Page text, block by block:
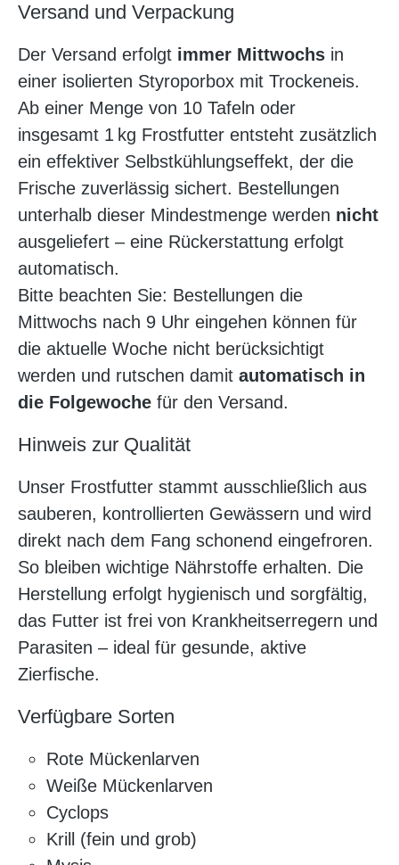
Versand und Verpackung
Der Versand erfolgt immer Mittwochs in
einer isolierten Styroporbox mit Trockeneis.
Ab einer Menge von 10 Tafeln oder
insgesamt 1 kg Frostfutter entsteht zusätzlich
ein effektiver Selbstkühlungseffekt, der die
Frische zuverlässig sichert. Bestellungen
unterhalb dieser Mindestmenge werden nicht
ausgeliefert – eine Rückerstattung erfolgt
automatisch.
Bitte beachten Sie: Bestellungen die
Mittwochs nach 9 Uhr eingehen können für
die aktuelle Woche nicht berücksichtigt
werden und rutschen damit automatisch in
die Folgewoche für den Versand.
Hinweis zur Qualität
Unser Frostfutter stammt ausschließlich aus
sauberen, kontrollierten Gewässern und wird
direkt nach dem Fang schonend eingefroren.
So bleiben wichtige Nährstoffe erhalten. Die
Herstellung erfolgt hygienisch und sorgfältig,
das Futter ist frei von Krankheitserregern und
Parasiten – ideal für gesunde, aktive
Zierfische.
Verfügbare Sorten
Rote Mückenlarven
Weiße Mückenlarven
Cyclops
Krill (fein und grob)